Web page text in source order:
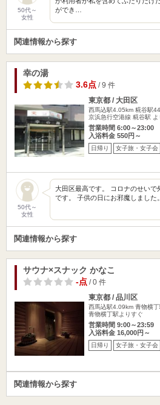
50代～
女性
ができ…
関連情報から探す
幸の湯
3.6点/ 9 件
東京都 / 大田区
西馬込駅4.05km 糀谷駅
京浜急行空港線 糀谷駅
営業時間 6:00～23:00
入浴料金 550円～
日帰り 女子旅・女子会
50代～
女性
大田区最高です。 コロナのせいで
です。 子供の日にお邪魔しました
関連情報から探す
サウナ×スナック かなこ
-点/ 0 件
東京都 / 品川区
西馬込駅4.09km 青物横
青物横丁駅よりすぐ
営業時間 9:00～23:59
入浴料金 16,000円～
日帰り 女子旅・女子会
関連情報から探す